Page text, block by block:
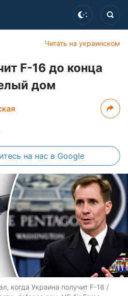
Читать на украинском
F-16 до конца
дом
на нас в Google
когда Украина получит F-16 /